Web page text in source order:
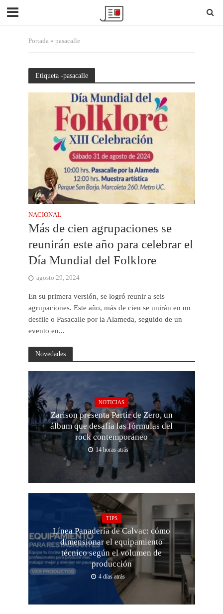
Portada» pasacalle
Etiqueta -pasacalle
NACIONAL
Más de cien agrupaciones se
reunirán este año para celebrar el
Día Mundial del Folklore
agosto 29, 2024
En su primera versión, se logró reunir a seis
agrupaciones. Este año, más de cien se unirán en un
desfile o Pasacalle por la Alameda, seguido de un
evento en...
Novedades
NOTICIAS
Zarison presenta Partir de Zero, un
álbum que desafía las fórmulas del
rock contemporáneo
14 horas atrás
TIPS
Línea Panadería de Calvac: cómo
dimensionar el equipamiento
técnico según el volumen de
producción
4 días atrás